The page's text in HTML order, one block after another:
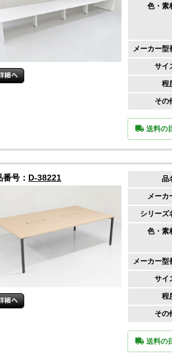
色・素
メーカー型
サイ
程
その
送料の
番号： D-38221 品
メーカ
シリーズ
色・素
メーカー型
サイ
程
その
送料の